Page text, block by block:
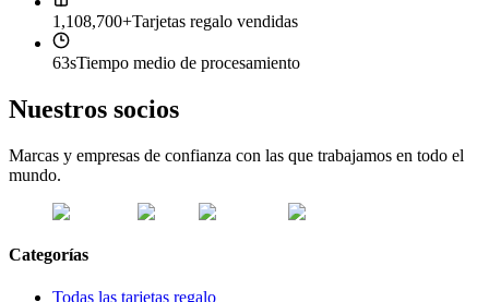
1,108,700+Tarjetas regalo vendidas
63sTiempo medio de procesamiento
Nuestros socios
Marcas y empresas de confianza con las que trabajamos en todo el
mundo.
Categorías
Todas las tarjetas regalo